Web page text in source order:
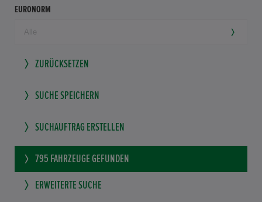
EURONORM
ZURÜCKSETZEN
SUCHE SPEICHERN
SUCHAUFTRAG ERSTELLEN
795 FAHRZEUGE GEFUNDEN
ERWEITERTE SUCHE